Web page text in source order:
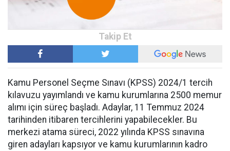
Kamu Personel Seçme Sınavı (KPSS) 2024/1 tercih
kılavuzu yayımlandı ve kamu kurumlarına 2500 memur
alımı için süreç başladı. Adaylar, 11 Temmuz 2024
tarihinden itibaren tercihlerini yapabilecekler. Bu
merkezi atama süreci, 2022 yılında KPSS sınavına
giren adayları kapsıyor ve kamu kurumlarının kadro